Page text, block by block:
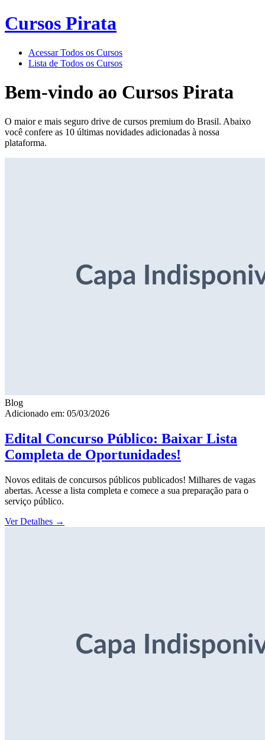
Cursos Pirata
Acessar Todos os Cursos
Lista de Todos os Cursos
Bem-vindo ao Cursos Pirata
O maior e mais seguro drive de cursos premium do Brasil. Abaixo
você confere as 10 últimas novidades adicionadas à nossa
plataforma.
Blog
Adicionado em: 05/03/2026
Edital Concurso Público: Baixar Lista
Completa de Oportunidades!
Novos editais de concursos públicos publicados! Milhares de vagas
abertas. Acesse a lista completa e comece a sua preparação para o
serviço público.
Ver Detalhes →